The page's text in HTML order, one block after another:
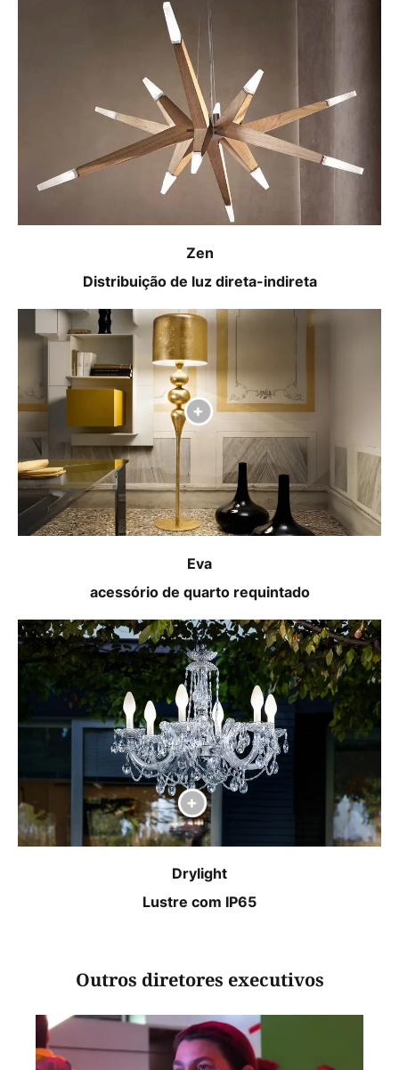
Zen
Distribuição de luz direta-indireta
Eva
acessório de quarto requintado
Drylight
Lustre com IP65
Outros diretores executivos